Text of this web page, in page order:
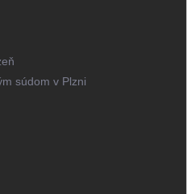
súdom v Plzni